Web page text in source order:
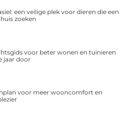
een veilige plek voor dieren die een
zoeken
voor beter wonen en tuinieren
jaar door
voor meer wooncomfort en